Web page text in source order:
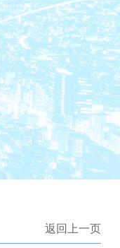
返回上一页